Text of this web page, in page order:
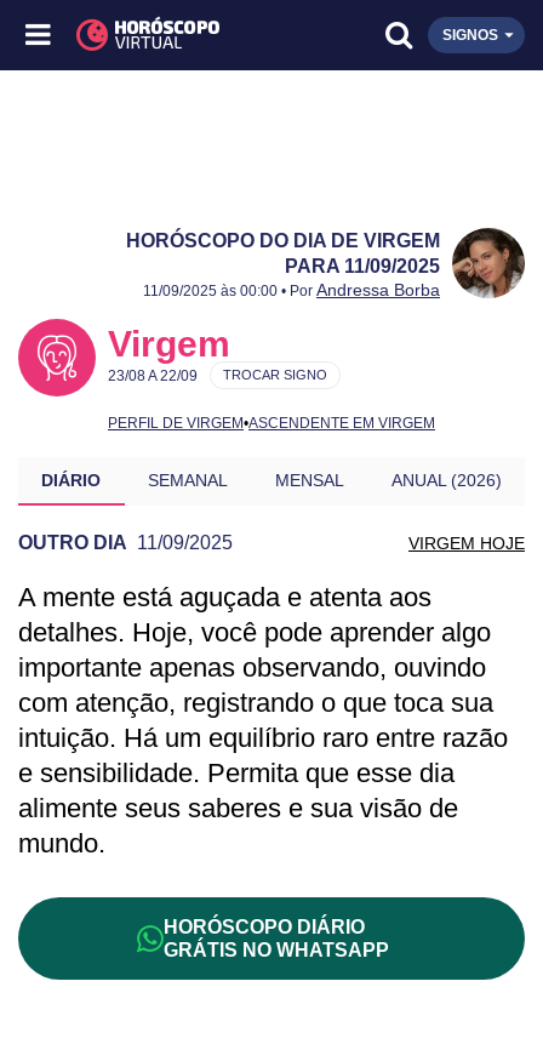
SIGNOS
HORÓSCOPO DO DIA DE VIRGEM
PARA 11/09/2025
Publicado:
11/09/2025
Atualizado:
11/09/2025
11/09/2025 às 00:00 • Por Andressa Borba
Virgem
23/08 A 22/09
PERFIL DE VIRGEM•ASCENDENTE EM VIRGEM
TROCAR SIGNO
DIÁRIO SEMANAL MENSAL ANUAL (2026)
OUTRO DIA 11/09/2025 VIRGEM HOJE
PREVISÃO DE VIRGEM PARA OUTRO
A mente está aguçada e atenta aos
detalhes. Hoje, você pode aprender algo
importante apenas observando, ouvindo
com atenção, registrando o que toca sua
intuição. Há um equilíbrio raro entre razão
e sensibilidade. Permita que esse dia
alimente seus saberes e sua visão de
mundo.
HORÓSCOPO DIÁRIO
GRÁTIS NO WHATSAPP